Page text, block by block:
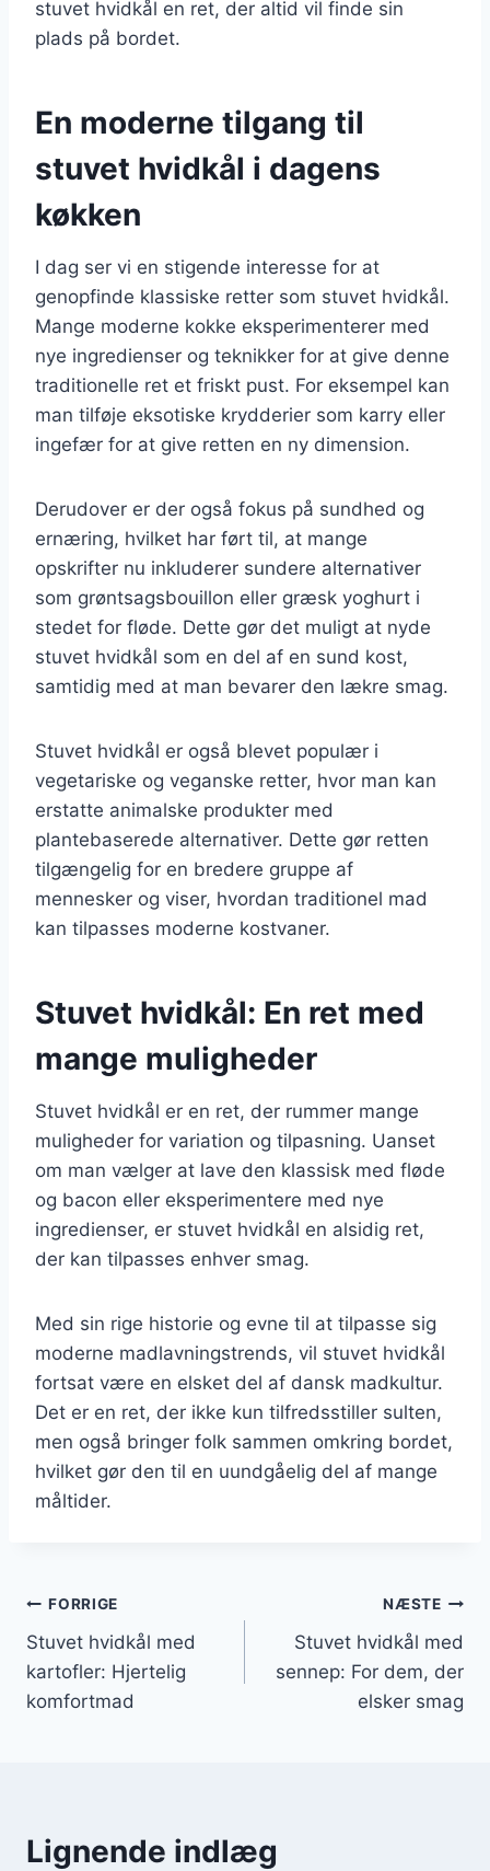
stuvet hvidkål en ret, der altid vil finde sin
plads på bordet.
En moderne tilgang til
stuvet hvidkål i dagens
køkken
I dag ser vi en stigende interesse for at
genopfinde klassiske retter som stuvet hvidkål.
Mange moderne kokke eksperimenterer med
nye ingredienser og teknikker for at give denne
traditionelle ret et friskt pust. For eksempel kan
man tilføje eksotiske krydderier som karry eller
ingefær for at give retten en ny dimension.
Derudover er der også fokus på sundhed og
ernæring, hvilket har ført til, at mange
opskrifter nu inkluderer sundere alternativer
som grøntsagsbouillon eller græsk yoghurt i
stedet for fløde. Dette gør det muligt at nyde
stuvet hvidkål som en del af en sund kost,
samtidig med at man bevarer den lækre smag.
Stuvet hvidkål er også blevet populær i
vegetariske og veganske retter, hvor man kan
erstatte animalske produkter med
plantebaserede alternativer. Dette gør retten
tilgængelig for en bredere gruppe af
mennesker og viser, hvordan traditionel mad
kan tilpasses moderne kostvaner.
Stuvet hvidkål: En ret med
mange muligheder
Stuvet hvidkål er en ret, der rummer mange
muligheder for variation og tilpasning. Uanset
om man vælger at lave den klassisk med fløde
og bacon eller eksperimentere med nye
ingredienser, er stuvet hvidkål en alsidig ret,
der kan tilpasses enhver smag.
Med sin rige historie og evne til at tilpasse sig
moderne madlavningstrends, vil stuvet hvidkål
fortsat være en elsket del af dansk madkultur.
Det er en ret, der ikke kun tilfredsstiller sulten,
men også bringer folk sammen omkring bordet,
hvilket gør den til en uundgåelig del af mange
måltider.
Indlægsnavigation
FORRIGE
Stuvet hvidkål med
kartofler: Hjertelig
komfortmad
NÆSTE
Stuvet hvidkål med
sennep: For dem, der
elsker smag
Lignende indlæg